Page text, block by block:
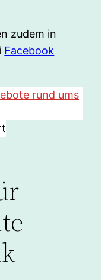
zudem in
Facebook
rund ums